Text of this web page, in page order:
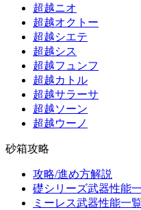
超越ニオ
超越オクトー
超越シエテ
超越シス
超越フュンフ
超越カトル
超越サラーサ
超越ソーン
超越ウーノ
砂箱攻略
攻略/進め方解説
礎シリーズ武器性能
ミーレス武器性能一覧